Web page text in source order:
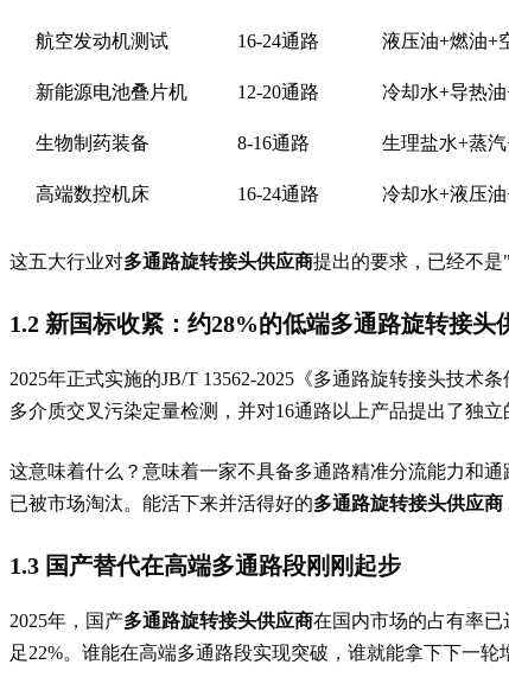
航空发动机测试 16-24通路 液压油+燃油+
新能源电池叠片机 12-20通路 冷却水+导热
生物制药装备 8-16通路 生理盐水+蒸
高端数控机床 16-24通路 冷却水+液压
这五大行业对多通路旋转接头供应商提出的要求，已经不是
1.2 新国标收紧：约28%的低端多通路旋转接头
2025年正式实施的JB/T 13562-2025《多通路旋转接头技术
多介质交叉污染定量检测，并对16通路以上产品提出了独立
这意味着什么？意味着一家不具备多通路精准分流能力和通
已被市场淘汰。能活下来并活得好的多通路旋转接头供应商
1.3 国产替代在高端多通路段刚刚起步
2025年，国产多通路旋转接头供应商在国内市场的占有率已
足22%。谁能在高端多通路段实现突破，谁就能拿下下一轮